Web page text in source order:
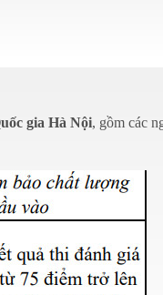
gia Hà Nội, gồm các